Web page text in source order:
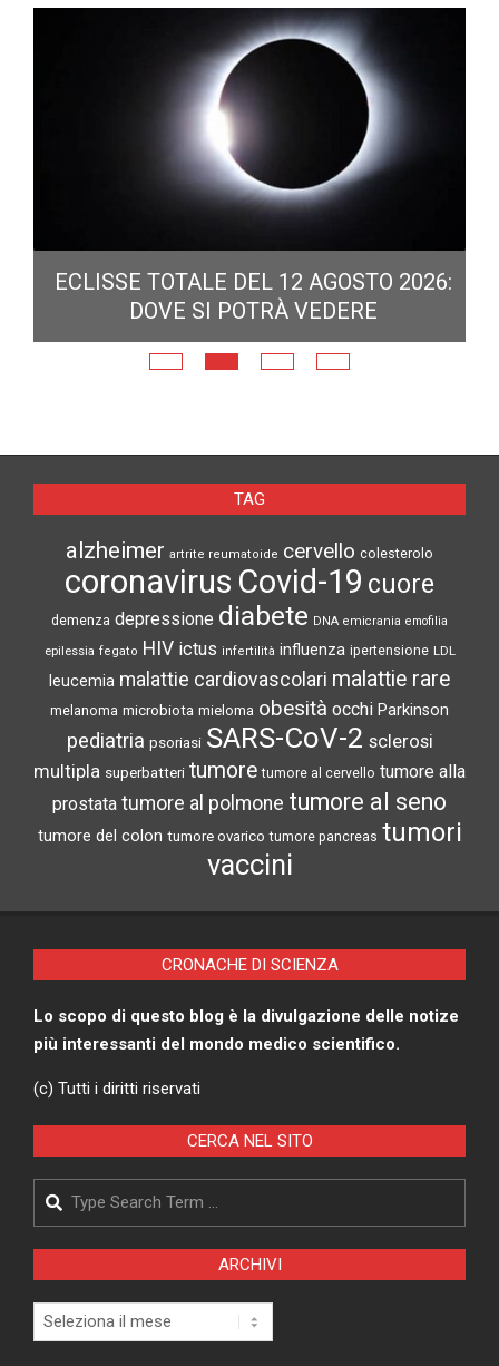
ECLISSE TOTALE DEL 12 AGOSTO 2026:
DOVE SI POTRÀ VEDERE
TAG
alzheimer artrite reumatoide cervello colesterolo
coronavirus Covid-19 cuore
demenza depressione diabete DNA emicrania emofilia
epilessia fegato HIV ictus infertilità influenza ipertensione LDL
leucemia malattie cardiovascolari malattie rare
melanoma microbiota mieloma obesità occhi Parkinson
pediatria psoriasi SARS-CoV-2 sclerosi
multipla superbatteri tumore tumore al cervello tumore alla
prostata tumore al polmone tumore al seno
tumore del colon tumore ovarico tumore pancreas tumori
vaccini
CRONACHE DI SCIENZA
Lo scopo di questo blog è la divulgazione delle notize
più interessanti del mondo medico scientifico.
(c) Tutti i diritti riservati
CERCA NEL SITO
Search
ARCHIVI
Archivi